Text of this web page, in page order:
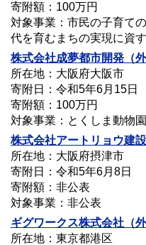
寄附額：100万円
対象事業：市民の子育て
代を育むまちの実現に資
株式会社成夢都市開発（外
所在地：大阪府大阪市
寄附日：令和5年6月15日
寄附額：100万円
対象事業：とくしま動物
株式会社アートリョウ建
所在地：大阪府摂津市
寄附日：令和5年6月8日
寄附額：非公表
対象事業：非公表
ギグワークス株式会社（外
所在地：東京都港区